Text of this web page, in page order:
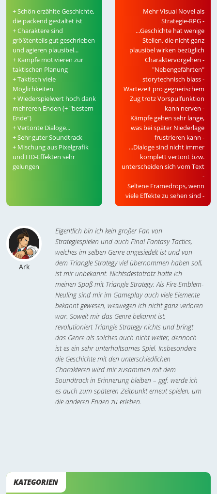
+ Schön erzählte Geschichte,
die packend gestaltet ist
+ Charaktere sind
größtenteils gut geschrieben
und agieren plausibel...
+ Kämpfe motivieren zur
taktischen Planung
+ Taktisch viele
Möglichkeiten
+ Wiederspielwert hoch dank
mehreren Enden (+ "bestem
Ende")
+ Vertonte Dialoge...
+ Sehr guter Soundtrack
+ Mischung aus Pixelgrafik
und HD-Effekten sehr
gelungen
Mehr Visual Novel als
Strategie-RPG -
...Geschichte hat wenige
Stellen, die nicht ganz
plausibel wirken bezüglich
Charaktervorgehen -
"Nebengefährten"
storytechnisch blass -
Wartezeit pro gegnerischem
Zug trotz Vorspulfunktion
kann nerven -
Kämpfe gehen sehr lange,
was bei später Niederlage
frustrieren kann -
...Dialoge sind nicht immer
komplett vertont bzw.
unterscheiden sich vom Text
-
Seltene Framedrops, wenn
viele Effekte zu sehen sind -
Ark
Eigentlich bin ich kein großer Fan von
Strategiespielen und auch Final Fantasy Tactics,
welches im selben Genre angesiedelt ist und von
dem Triangle Strategy viel übernommen haben soll,
ist mir unbekannt. Nichtsdestotrotz hatte ich
meinen Spaß mit Triangle Strategy. Als Fire-Emblem-
Neuling sind mir im Gameplay auch viele Elemente
bekannt gewesen, weswegen ich nicht ganz verloren
war. Soweit mir das Genre bekannt ist,
revolutioniert Triangle Strategy nichts und bringt
das Genre als solches auch nicht weiter, dennoch
ist es ein sehr unterhaltsames Spiel. Insbesondere
die Geschichte mit den unterschiedlichen
Charakteren wird mir zusammen mit dem
Soundtrack in Erinnerung bleiben – ggf. werde ich
es auch zum späteren Zeitpunkt erneut spielen, um
die anderen Enden zu erleben.
KATEGORIEN